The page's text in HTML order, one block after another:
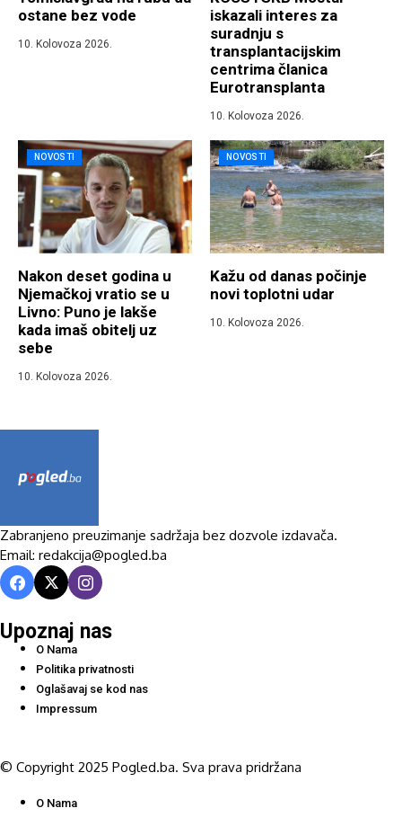
ostane bez vode
10. Kolovoza 2026.
iskazali interes za
suradnju s
transplantacijskim
centrima članica
Eurotransplanta
10. Kolovoza 2026.
NOVOSTI
Nakon deset godina u
Njemačkoj vratio se u
Livno: Puno je lakše
kada imaš obitelj uz
sebe
10. Kolovoza 2026.
NOVOSTI
Kažu od danas počinje
novi toplotni udar
10. Kolovoza 2026.
Zabranjeno preuzimanje sadržaja bez dozvole izdavača.
Email: redakcija@pogled.ba
Upoznaj nas
O Nama
Politika privatnosti
Oglašavaj se kod nas
Impressum
© Copyright 2025 Pogled.ba. Sva prava pridržana
O Nama